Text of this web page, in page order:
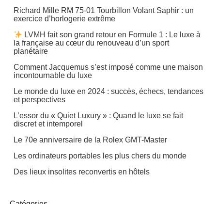
Richard Mille RM 75-01 Tourbillon Volant Saphir : un
exercice d’horlogerie extrême
LVMH fait son grand retour en Formule 1 : Le luxe à
la française au cœur du renouveau d’un sport
planétaire
Comment Jacquemus s’est imposé comme une maison
incontournable du luxe
Le monde du luxe en 2024 : succès, échecs, tendances
et perspectives
L’essor du « Quiet Luxury » : Quand le luxe se fait
discret et intemporel
Le 70e anniversaire de la Rolex GMT-Master
Les ordinateurs portables les plus chers du monde
Des lieux insolites reconvertis en hôtels